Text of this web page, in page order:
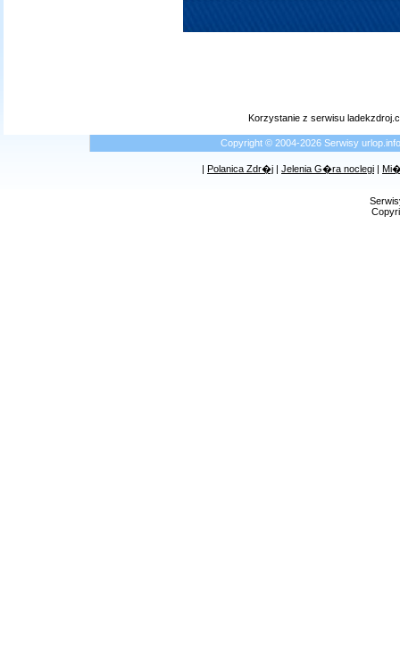
Korzystanie z serwisu
Copyright © 2004-2026 Serwisy
| Polanica Zdr�j | Jelenia G�ra noclegi |